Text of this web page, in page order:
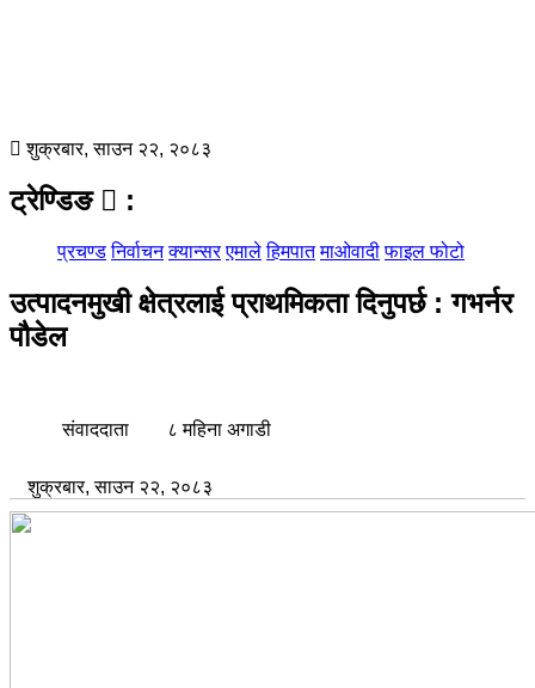
शुक्रबार, साउन २२, २०८३
ट्रेण्डिङ :
प्रचण्ड निर्वाचन क्यान्सर एमाले हिमपात माओवादी फाइल फोटो
उत्पादनमुखी क्षेत्रलाई प्राथमिकता दिनुपर्छ : गभर्नर
पौडेल
संवाददाता ८ महिना अगाडी
शुक्रबार, साउन २२, २०८३